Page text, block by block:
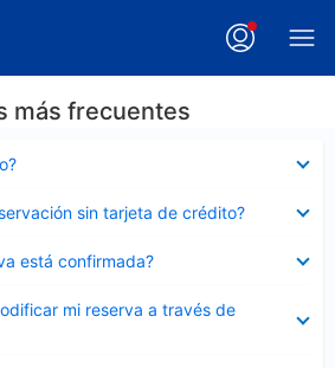
más frecuentes
sin tarjeta de crédito?
está confirmada?
mi reserva a través de